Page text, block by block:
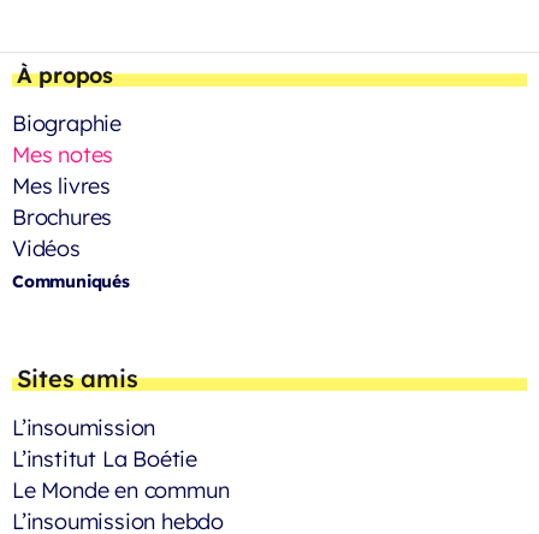
À propos
Biographie
Mes notes
Mes livres
Brochures
Vidéos
Communiqués
Sites amis
L’insoumission
L’institut La Boétie
Le Monde en commun
L’insoumission hebdo